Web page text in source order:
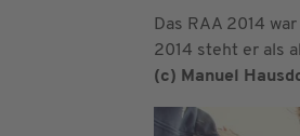
Das RAA 2014
2014 steht er als
(c) Manuel